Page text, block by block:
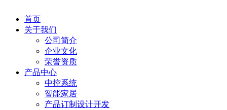
首页
关于我们
公司简介
企业文化
荣誉资质
产品中心
中控系统
智能家居
产品订制设计开发